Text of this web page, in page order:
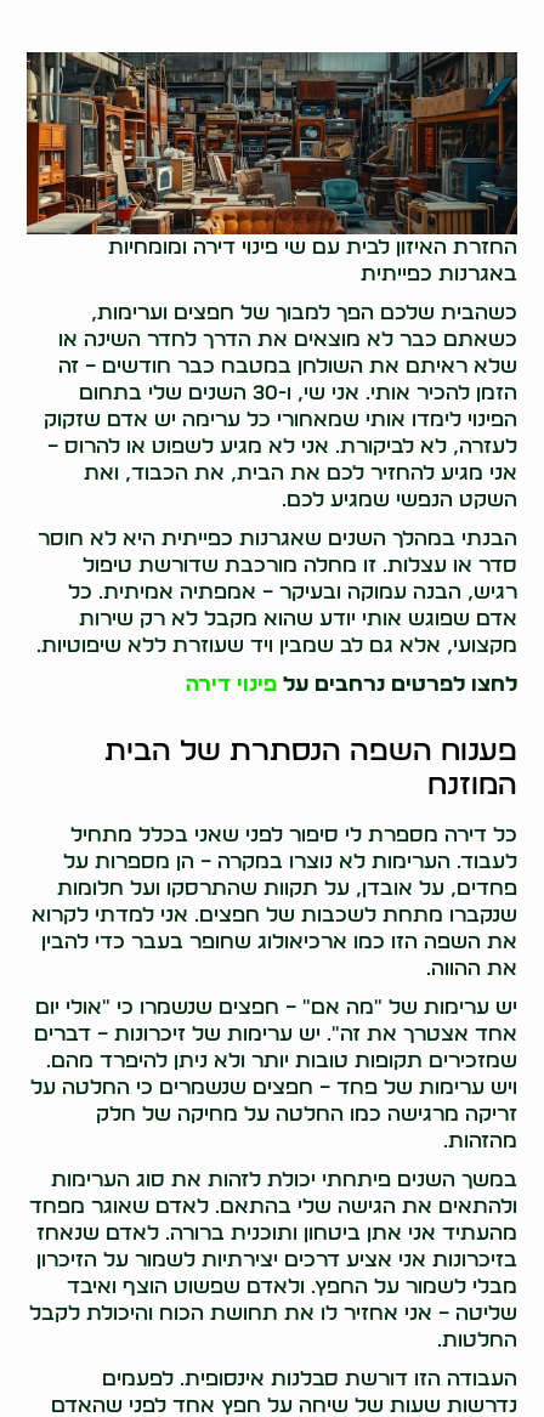
החזרת האיזון לבית עם שי פינוי דירה ומומחיות
באגרנות כפייתית
כשהבית שלכם הפך למבוך של חפצים וערימות,
כשאתם כבר לא מוצאים את הדרך לחדר השינה או
שלא ראיתם את השולחן במטבח כבר חודשים – זה
הזמן להכיר אותי. אני שי, ו-30 השנים שלי בתחום
הפינוי לימדו אותי שמאחורי כל ערימה יש אדם שזקוק
לעזרה, לא לביקורת. אני לא מגיע לשפוט או להרוס –
אני מגיע להחזיר לכם את הבית, את הכבוד, ואת
השקט הנפשי שמגיע לכם.
הבנתי במהלך השנים שאגרנות כפייתית היא לא חוסר
סדר או עצלות. זו מחלה מורכבת שדורשת טיפול
רגיש, הבנה עמוקה ובעיקר – אמפתיה אמיתית. כל
אדם שפוגש אותי יודע שהוא מקבל לא רק שירות
מקצועי, אלא גם לב שמבין ויד שעוזרת ללא שיפוטיות.
לחצו לפרטים נרחבים עלפינוי דירה
פענוח השפה הנסתרת של הבית
המוזנח
כל דירה מספרת לי סיפור לפני שאני בכלל מתחיל
לעבוד. הערימות לא נוצרו במקרה – הן מספרות על
פחדים, על אובדן, על תקוות שהתרסקו ועל חלומות
שנקברו מתחת לשכבות של חפצים. אני למדתי לקרוא
את השפה הזו כמו ארכיאולוג שחופר בעבר כדי להבין
את ההווה.
יש ערימות של "מה אם" – חפצים שנשמרו כי "אולי יום
אחד אצטרך את זה". יש ערימות של זיכרונות – דברים
שמזכירים תקופות טובות יותר ולא ניתן להיפרד מהם.
ויש ערימות של פחד – חפצים שנשמרים כי החלטה על
זריקה מרגישה כמו החלטה על מחיקה של חלק
מהזהות.
במשך השנים פיתחתי יכולת לזהות את סוג הערימות
ולהתאים את הגישה שלי בהתאם. לאדם שאוגר מפחד
מהעתיד אני אתן ביטחון ותוכנית ברורה. לאדם שנאחז
בזיכרונות אני אציע דרכים יצירתיות לשמור על הזיכרון
מבלי לשמור על החפץ. ולאדם שפשוט הוצף ואיבד
שליטה – אני אחזיר לו את תחושת הכוח והיכולת לקבל
החלטות.
העבודה הזו דורשת סבלנות אינסופית. לפעמים
נדרשות שעות של שיחה על חפץ אחד לפני שהאדם